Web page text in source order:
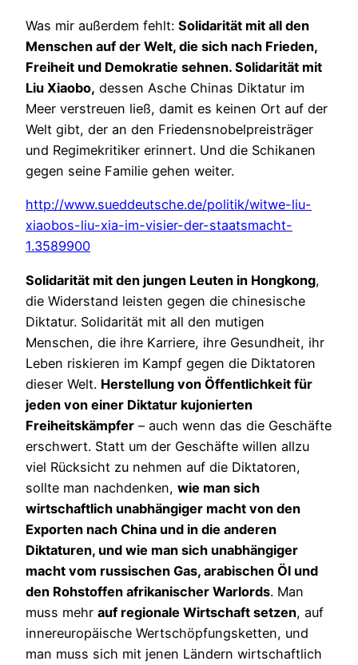
Was mir außerdem fehlt: Solidarität mit all den
Menschen auf der Welt, die sich nach Frieden,
Freiheit und Demokratie sehnen. Solidarität mit
Liu Xiaobo, dessen Asche Chinas Diktatur im
Meer verstreuen ließ, damit es keinen Ort auf der
Welt gibt, der an den Friedensnobelpreisträger
und Regimekritiker erinnert. Und die Schikanen
gegen seine Familie gehen weiter.
http://www.sueddeutsche.de/politik/witwe-liu-
xiaobos-liu-xia-im-visier-der-staatsmacht-
1.3589900
Solidarität mit den jungen Leuten in Hongkong,
die Widerstand leisten gegen die chinesische
Diktatur. Solidarität mit all den mutigen
Menschen, die ihre Karriere, ihre Gesundheit, ihr
Leben riskieren im Kampf gegen die Diktatoren
dieser Welt. Herstellung von Öffentlichkeit für
jeden von einer Diktatur kujonierten
Freiheitskämpfer – auch wenn das die Geschäfte
erschwert. Statt um der Geschäfte willen allzu
viel Rücksicht zu nehmen auf die Diktatoren,
sollte man nachdenken, wie man sich
wirtschaftlich unabhängiger macht von den
Exporten nach China und in die anderen
Diktaturen, und wie man sich unabhängiger
macht vom russischen Gas, arabischen Öl und
den Rohstoffen afrikanischer Warlords. Man
muss mehr auf regionale Wirtschaft setzen, auf
innereuropäische Wertschöpfungsketten, und
man muss sich mit jenen Ländern wirtschaftlich